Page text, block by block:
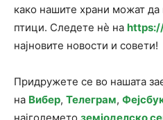
како нашите храни можат да
птици. Следете нè на
најновите новости и совети!
Придружете се во нашата
на Вибер, Телеграм,
најголемето земјоделско